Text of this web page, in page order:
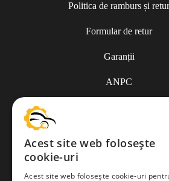
Politica de ramburs și
Formular de retur
Garanții
ANPC
Termeni și condiții
Acest site web folosește
cookie-uri
Acest site web folosește cookie-uri